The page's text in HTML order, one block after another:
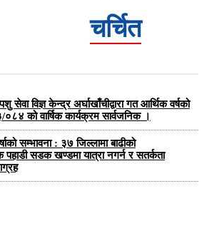
चर्चित
सेवा विज्ञ केन्द्र अर्घाखाँचीद्वारा गत आर्थिक वर्षको
को वार्षिक कार्यक्रम सार्वजनिक ।
सम्भावना : ३७ जिल्लामा बाढीको
सडक खण्डमा यात्रा नगर्न र सतर्कता